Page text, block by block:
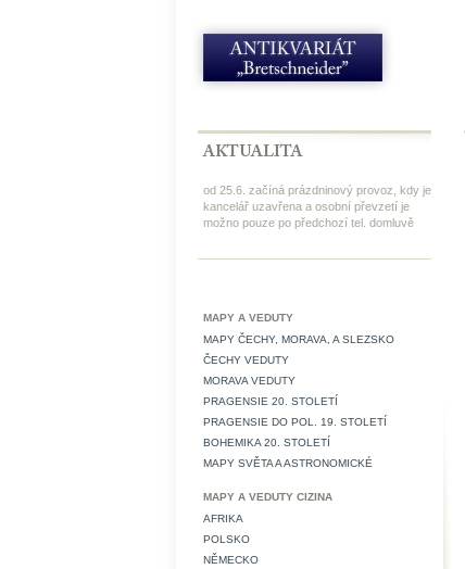
od 25.6. začíná prázdninový provoz, kdy je
kancelář uzavřena a osobní převzetí je
možno pouze po předchozí tel. domluvě
MAPY A VEDUTY
MAPY ČECHY, MORAVA, A SLEZSKO
ČECHY VEDUTY
MORAVA VEDUTY
PRAGENSIE 20. STOLETÍ
PRAGENSIE DO POL. 19. STOLETÍ
BOHEMIKA 20. STOLETÍ
MAPY SVĚTA A ASTRONOMICKÉ
MAPY A VEDUTY CIZINA
AFRIKA
POLSKO
NĚMECKO